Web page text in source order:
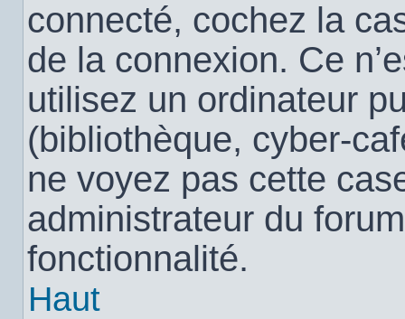
connecté, cochez la
de la connexion. Ce
utilisez un ordinateur
(bibliothèque, cyber-
ne voyez pas cette
administrateur du
fonctionnalité.
Haut